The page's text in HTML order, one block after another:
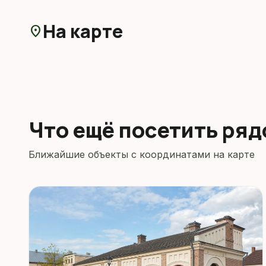
location_on На карте
Что ещё посетить
Ближайшие объекты с координатами на карте